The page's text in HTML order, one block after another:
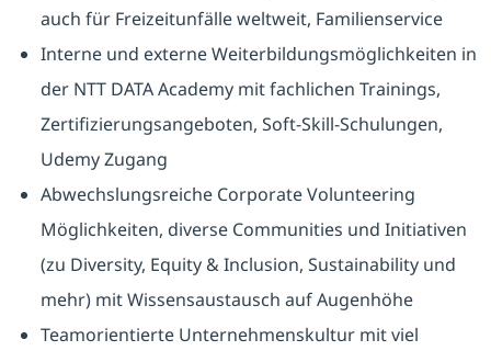
auch für Freizeitunfälle weltweit, Familienservice
Interne und externe Weiterbildungsmöglichkeiten in
der NTT DATA Academy mit fachlichen Trainings,
Zertifizierungsangeboten, Soft-Skill-Schulungen,
Udemy Zugang
Abwechslungsreiche Corporate Volunteering
Möglichkeiten, diverse Communities und Initiativen
(zu Diversity, Equity & Inclusion, Sustainability und
mehr) mit Wissensaustausch auf Augenhöhe
Teamorientierte Unternehmenskultur mit viel